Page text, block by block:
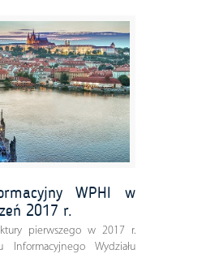
WPHI w
2017 r.
pierwszego w 2017 r.
Informacyjnego Wydziału